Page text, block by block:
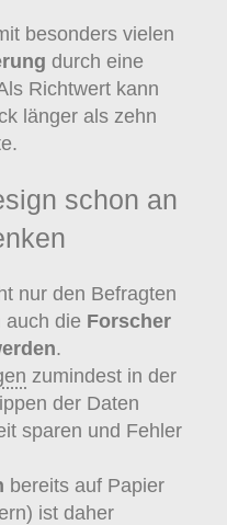
besonders vielen
durch eine
Richtwert kann
länger als zehn
schon an
nur den Befragten
auch die Forscher
.
zumindest in der
der Daten
sparen und Fehler
bereits auf Papier
ist daher